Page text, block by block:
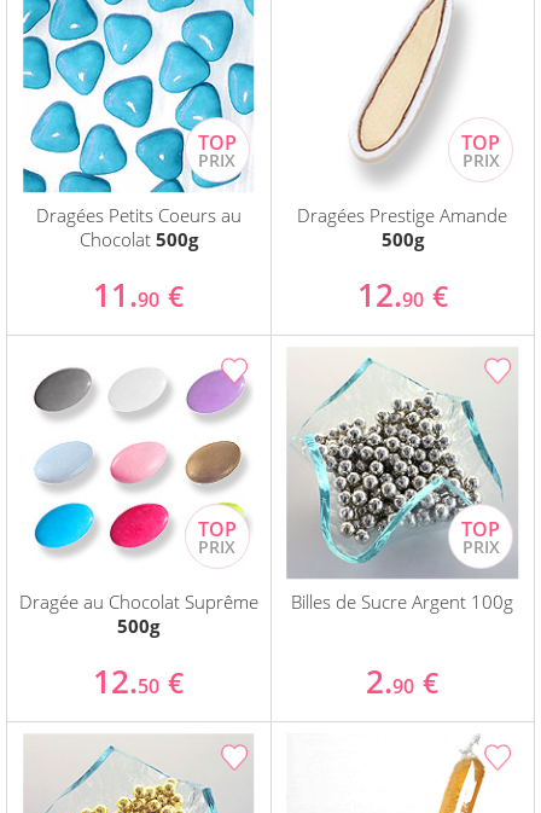
Dragées Petits Coeurs au
Chocolat 500g
11.90 €
Dragées Prestige Amande
500g
12.90 €
Dragée au Chocolat Suprême
500g
12.50 €
Billes de Sucre Argent 100g
2.90 €